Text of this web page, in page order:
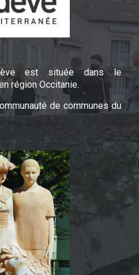
est située dans le
région Occitanie.
de communes du